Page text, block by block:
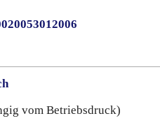
vom Betriebsdruck)